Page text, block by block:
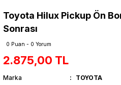
Toyota Hilux Pickup Ön
Sonrası
0 Puan - 0 Yorum
2.875,00 TL
Marka
TOYOTA